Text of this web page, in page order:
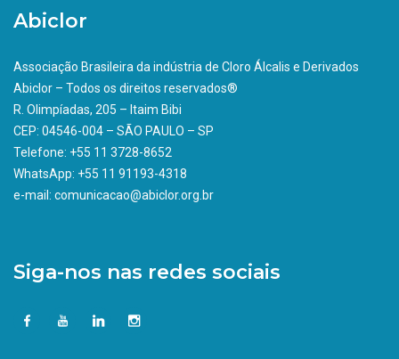
Abiclor
Associação Brasileira da indústria de Cloro Álcalis e Derivados
Abiclor – Todos os direitos reservados®
R. Olimpíadas, 205 – Itaim Bibi
CEP: 04546-004 – SÃO PAULO – SP
Telefone: +55 11 3728-8652
WhatsApp: +55 11 91193-4318
e-mail: comunicacao@abiclor.org.br
Siga-nos nas redes sociais